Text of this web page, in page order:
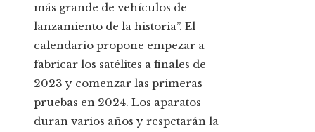
más grande de vehículos de
lanzamiento de la historia”. El
calendario propone empezar a
fabricar los satélites a finales de
2023 y comenzar las primeras
pruebas en 2024. Los aparatos
duran varios años y respetarán la